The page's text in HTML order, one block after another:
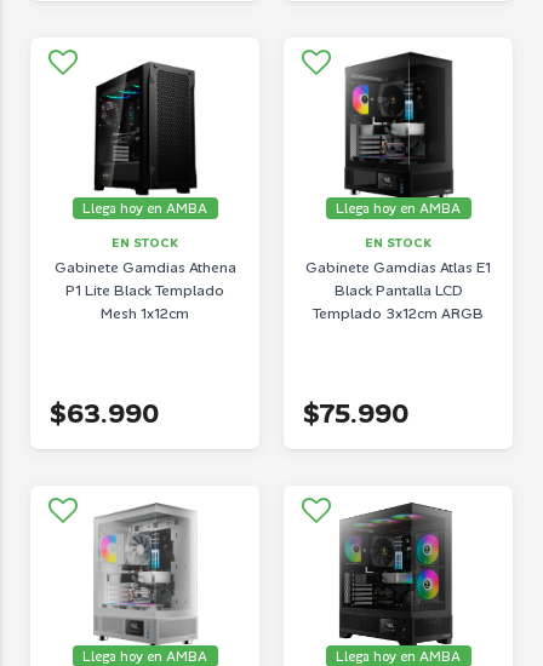
Llega hoy en AMBA
EN STOCK
Gabinete Gamdias Athena
P1 Lite Black Templado
Mesh 1x12cm
$63.990
Llega hoy en AMBA
EN STOCK
Gabinete Gamdias Atlas E1
Black Pantalla LCD
Templado 3x12cm ARGB
$75.990
Llega hoy en AMBA Llega hoy en AMBA